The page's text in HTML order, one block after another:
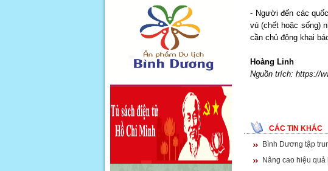
- Người đến các
vú (chết hoặc sống)
cần chủ động khai
Hoàng Linh
Nguồn trích: https://
CÁC TIN KHÁC
Bình Dương tập
Nâng cao hiệu